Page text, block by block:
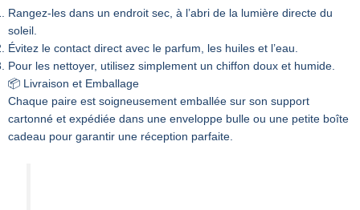
Rangez-les dans un endroit sec, à l’abri de la lumière directe du
soleil.
Évitez le contact direct avec le parfum, les huiles et l’eau.
Pour les nettoyer, utilisez simplement un chiffon doux et humide.
📦 Livraison et Emballage
Chaque paire est soigneusement emballée sur son support
cartonné et expédiée dans une enveloppe bulle ou une petite boîte
cadeau pour garantir une réception parfaite.